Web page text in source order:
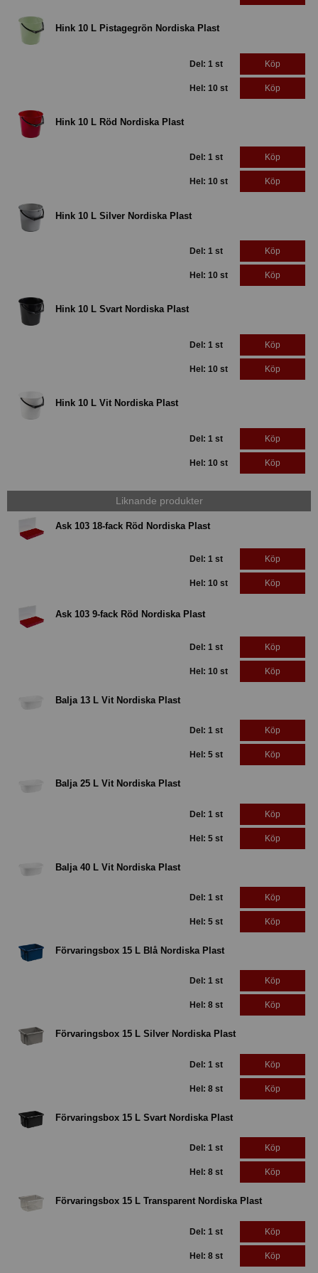
Hink 10 L Pistagegrön Nordiska Plast
Del: 1 st Köp
Hel: 10 st Köp
Hink 10 L Röd Nordiska Plast
Del: 1 st Köp
Hel: 10 st Köp
Hink 10 L Silver Nordiska Plast
Del: 1 st Köp
Hel: 10 st Köp
Hink 10 L Svart Nordiska Plast
Del: 1 st Köp
Hel: 10 st Köp
Hink 10 L Vit Nordiska Plast
Del: 1 st Köp
Hel: 10 st Köp
Liknande produkter
Ask 103 18-fack Röd Nordiska Plast
Del: 1 st Köp
Hel: 10 st Köp
Ask 103 9-fack Röd Nordiska Plast
Del: 1 st Köp
Hel: 10 st Köp
Balja 13 L Vit Nordiska Plast
Del: 1 st Köp
Hel: 5 st Köp
Balja 25 L Vit Nordiska Plast
Del: 1 st Köp
Hel: 5 st Köp
Balja 40 L Vit Nordiska Plast
Del: 1 st Köp
Hel: 5 st Köp
Förvaringsbox 15 L Blå Nordiska Plast
Del: 1 st Köp
Hel: 8 st Köp
Förvaringsbox 15 L Silver Nordiska Plast
Del: 1 st Köp
Hel: 8 st Köp
Förvaringsbox 15 L Svart Nordiska Plast
Del: 1 st Köp
Hel: 8 st Köp
Förvaringsbox 15 L Transparent Nordiska Plast
Del: 1 st Köp
Hel: 8 st Köp